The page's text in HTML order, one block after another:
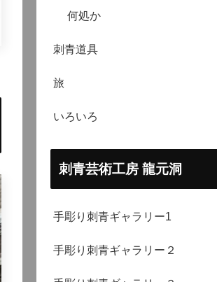
何処か
刺青道具
旅
いろいろ
刺青芸術工房 龍元洞
手彫り刺青ギャラリー1
手彫り刺青ギャラリー２